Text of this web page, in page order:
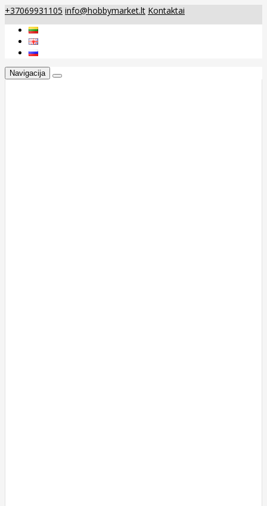
+37069931105 info@hobbymarket.lt Kontaktai
Navigacija